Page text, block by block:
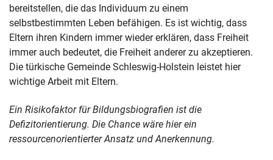
bereitstellen, die das Individuum zu einem
selbstbestimmten Leben befähigen. Es ist wichtig, dass
Eltern ihren Kindern immer wieder erklären, dass Freiheit
immer auch bedeutet, die Freiheit anderer zu akzeptieren.
Die türkische Gemeinde Schleswig-Holstein leistet hier
wichtige Arbeit mit Eltern.
Ein Risikofaktor für Bildungsbiografien ist die
Defizitorientierung. Die Chance wäre hier ein
ressourcenorientierter Ansatz und Anerkennung.